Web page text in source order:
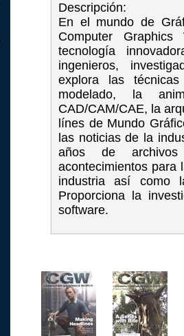
Descripción:
En el mundo de
Computer
tecnología
ingenieros,
explora las
modelado, la
CAD/CAM/CAE, la
línes de Mundo
las noticias de la
años de
acontecimientos para
industria así como
Proporciona la
software.